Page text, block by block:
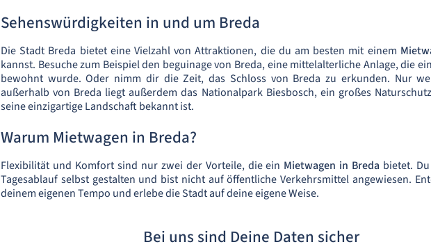
Sehenswürdigkeiten in und um Breda
Die Stadt Breda bietet eine Vielzahl von Attraktionen, die du am besten mit einem
kannst. Besuche zum Beispiel den beguinage von Breda, eine mittelalterliche Anlage, die
bewohnt wurde. Oder nimm dir die Zeit, das Schloss von Breda zu erkunden. Nur
außerhalb von Breda liegt außerdem das Nationalpark Biesbosch, ein großes
seine einzigartige Landschaft bekannt ist.
Warum Mietwagen in Breda?
Flexibilität und Komfort sind nur zwei der Vorteile, die ein Mietwagen in Breda bietet.
Tagesablauf selbst gestalten und bist nicht auf öffentliche Verkehrsmittel angewiesen.
deinem eigenen Tempo und erlebe die Stadt auf deine eigene Weise.
Bei uns sind Deine Daten sicher